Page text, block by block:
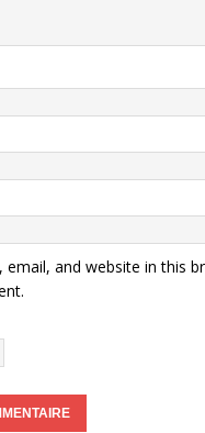
email, and website in this